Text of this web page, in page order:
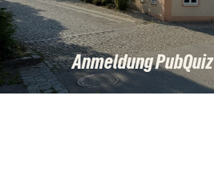
Anmeldung PubQuiz